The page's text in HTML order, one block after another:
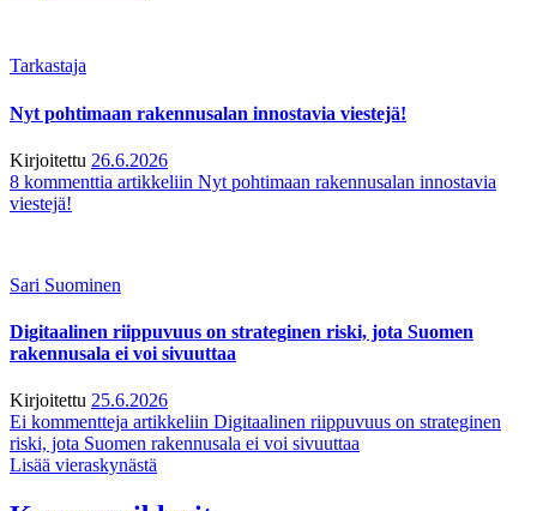
Tarkastaja
Nyt pohtimaan rakennusalan innostavia viestejä!
Kirjoitettu 26.6.2026
8 kommenttia artikkeliin Nyt pohtimaan rakennusalan innostavia
viestejä!
Sari Suominen
Digitaalinen riippuvuus on strateginen riski, jota Suomen
rakennusala ei voi sivuuttaa
Kirjoitettu 25.6.2026
Ei kommentteja artikkeliin Digitaalinen riippuvuus on strateginen
riski, jota Suomen rakennusala ei voi sivuuttaa
Lisää vieraskynästä